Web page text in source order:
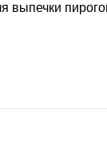
выпечки